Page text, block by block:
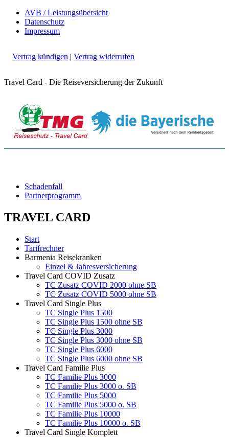
AVB / Leistungsübersicht
Datenschutz
Impressum
Vertrag kündigen | Vertrag widerrufen
Travel Card - Die Reiseversicherung der Zukunft
Schadenfall
Partnerprogramm
TRAVEL CARD
Start
Tarifrechner
Barmenia Reisekranken
Einzel & Jahresversicherung
Travel Card COVID Zusatz
TC Zusatz COVID 2000 ohne SB
TC Zusatz COVID 5000 ohne SB
Travel Card Single Plus
TC Single Plus 1500
TC Single Plus 1500 ohne SB
TC Single Plus 3000
TC Single Plus 3000 ohne SB
TC Single Plus 6000
TC Single Plus 6000 ohne SB
Travel Card Familie Plus
TC Familie Plus 3000
TC Familie Plus 3000 o. SB
TC Familie Plus 5000
TC Familie Plus 5000 o. SB
TC Familie Plus 10000
TC Familie Plus 10000 o. SB
Travel Card Single Komplett